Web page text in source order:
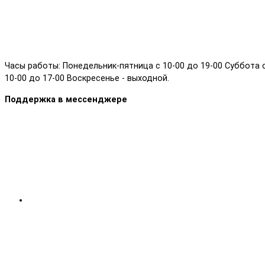
Часы работы: Понедельник-пятница с 10-00 до 19-00 Суббота
10-00 до 17-00 Воскресенье - выходной.
Поддержка в мессенджере